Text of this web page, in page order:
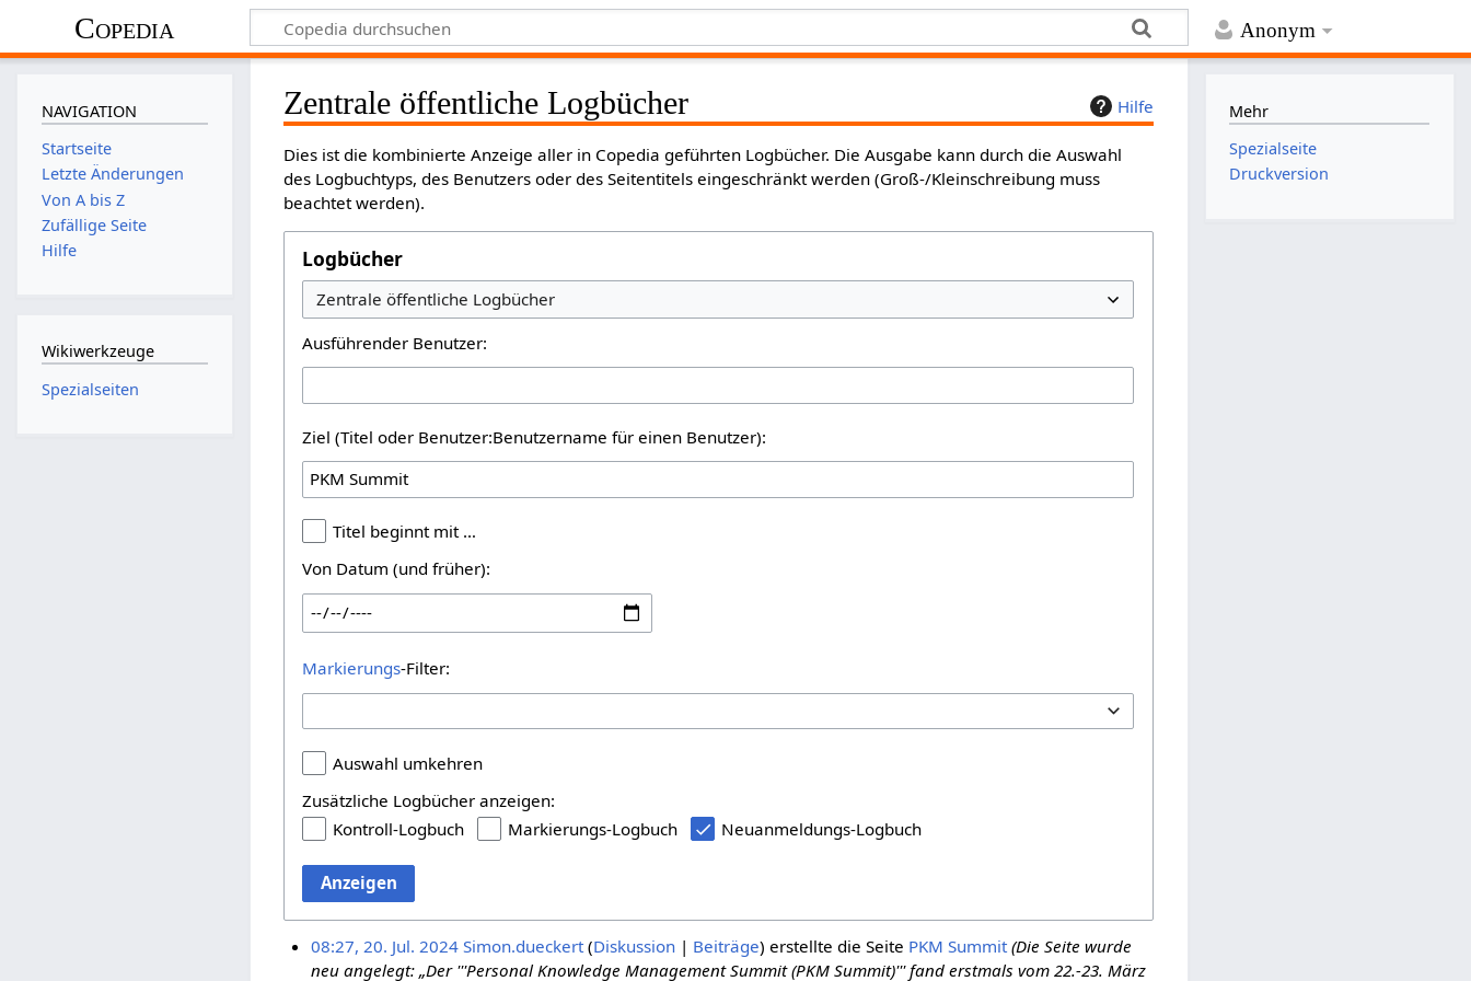
Anonym
Copedia
Hilfe
Zentrale öffentliche Logbücher
Dies ist die kombinierte Anzeige aller in Copedia geführten Logbücher. Die Ausgabe kann durch die Auswahl
des Logbuchtyps, des Benutzers oder des Seitentitels eingeschränkt werden (Groß-/Kleinschreibung muss
beachtet werden).
Logbücher
Ausführender Benutzer:
Ziel (Titel oder Benutzer:Benutzername für einen Benutzer):
Titel beginnt mit …
Von Datum (und früher):
Markierungs-Filter:
Auswahl umkehren
Zusätzliche Logbücher anzeigen:
Kontroll-Logbuch
Markierungs-Logbuch Neuanmeldungs-Logbuch
Anzeigen
08:27, 20. Jul. 2024 Simon.dueckert Diskussion Beiträge erstellte die Seite PKM Summit (Die Seite wurde
neu angelegt: „Der '''Personal Knowledge Management Summit (PKM Summit)''' fand erstmals vom 22.-23. März
NAVIGATION
Startseite
Letzte Änderungen
Von A bis Z
Zufällige Seite
Hilfe
Wikiwerkzeuge
Spezialseiten
Mehr
Spezialseite
Druckversion